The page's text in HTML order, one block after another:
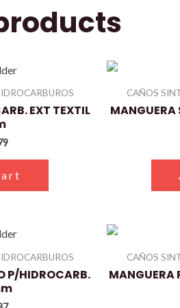
EXT TEXTIL
CAÑOS
MANGUERA
P/HIDROCARB.
CAÑOS
MANGUERA